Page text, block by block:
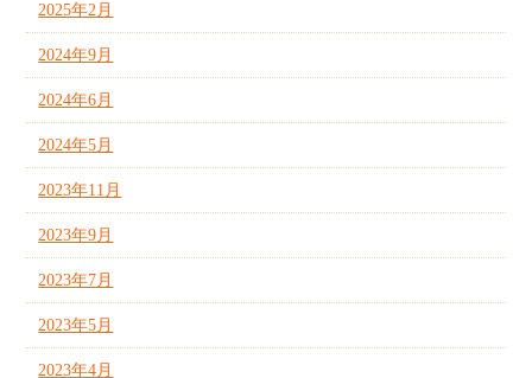
2025年2月
2024年9月
2024年6月
2024年5月
2023年11月
2023年9月
2023年7月
2023年5月
2023年4月